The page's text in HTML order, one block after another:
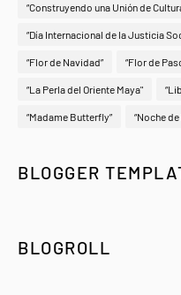
“Construyendo una Unión de
“Día Internacional de la Justicia
“Flor de Navidad” “Flor de
“La Perla del Oriente Maya"
“Madame Butterfly” “Noche
BLOGGER
BLOGROLL